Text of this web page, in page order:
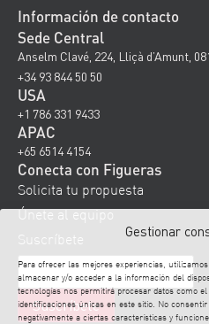
Gestionar
Para ofrecer las mejores experiencias,
almacenar y/o acceder a la información del
tecnologías nos permitirá procesar datos como
identificaciones únicas en este sitio. No
negativamente a ciertas características y
Información de contacto
Sede Central
Anselm Clavé, 224, Lliçà d’Amunt,
+34 93 844 50 50
USA
+1 786 331 9433
APAC
+65 6514 4154
Conecta con Figueras
Solicita tu propuesta
Únete al equipo
Suscríbete